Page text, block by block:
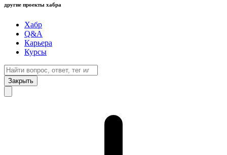
другие проекты хабра
Хабр
Q&A
Карьера
Курсы
Закрыть